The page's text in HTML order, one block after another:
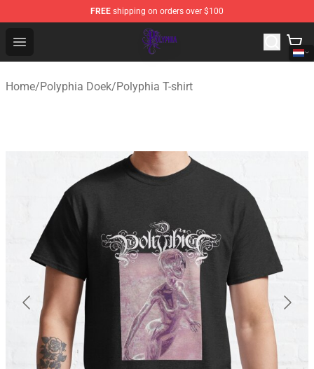
FREE shipping on orders over $100
Open menu
Polyphia Shop - Official Polyphia Merchandise Store
Home/Polyphia Doek/Polyphia T-shirt